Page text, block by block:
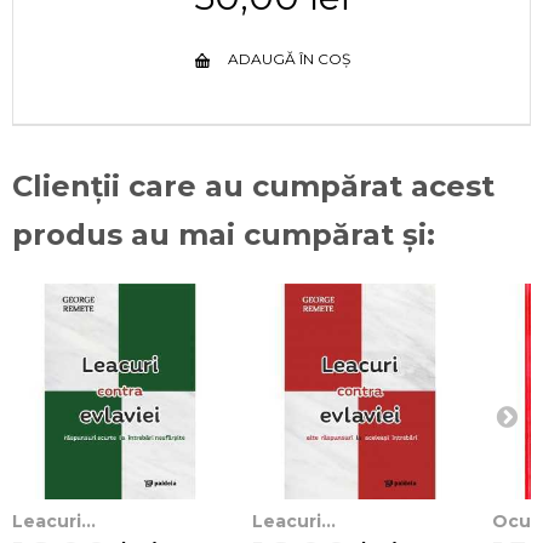
ADAUGĂ ÎN COȘ
Clienții care au cumpărat acest
produs au mai cumpărat și:
Leacuri... Leacuri...